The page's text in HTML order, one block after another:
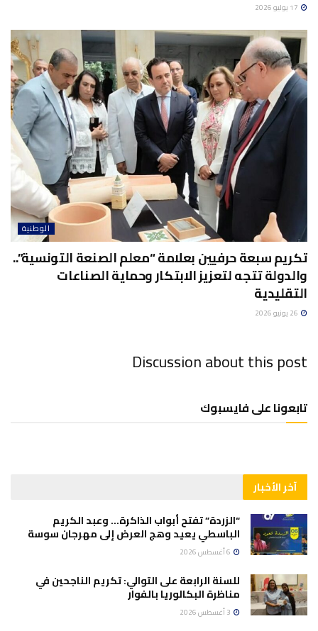
الوطنية
تكريم سبعة حرفيين بعلامة “معلم الصنعة التونسية”..
والدولة تتجه لتعزيز الابتكار وحماية الصناعات
التقليدية
Discussion about this post
تابعونا على فايسبوك
آخر الأخبار
“الزردة” تفتح أبواب الذاكرة… وعبد الكريم
الباسطي يعيد وهج العرض إلى مهرجان سوسة
للسنة الرابعة على التوالي: تكريم الناجحين في
مناظرة البكالوريا بالفوار